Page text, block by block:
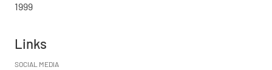
1999
Links
SOCIAL MEDIA